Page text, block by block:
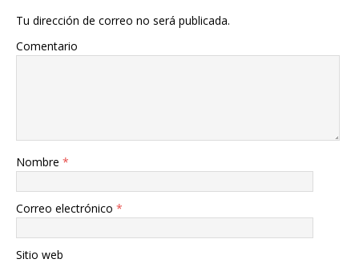
Tu dirección de correo no será publicada.
Comentario
Nombre *
Correo electrónico *
Sitio web